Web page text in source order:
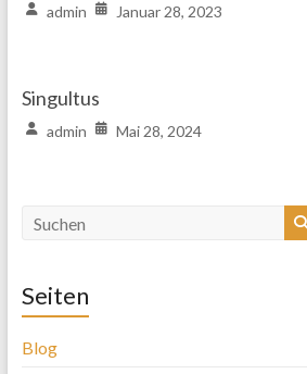
admin Januar 28, 2023
Singultus
admin Mai 28, 2024
Seiten
Blog